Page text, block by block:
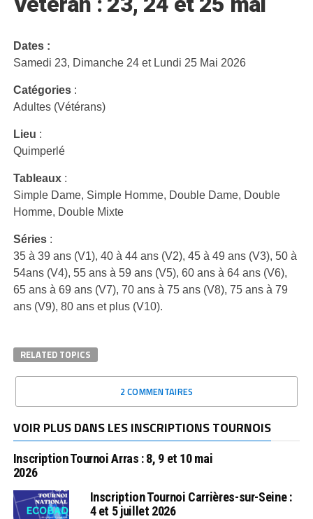
Dates :
Samedi 23, Dimanche 24 et Lundi 25 Mai 2026
Catégories:
Adultes (Vétérans)
Lieu :
Quimperlé
Tableaux:
Simple Dame, Simple Homme, Double Dame, Double
Homme, Double Mixte
Séries:
35 à 39 ans (V1), 40 à 44 ans (V2), 45 à 49 ans (V3), 50 à
54ans (V4), 55 ans à 59 ans (V5), 60 ans à 64 ans (V6),
65 ans à 69 ans (V7), 70 ans à 75 ans (V8), 75 ans à 79
ans (V9), 80 ans et plus (V10).
RELATED TOPICS
2 COMMENTAIRES
VOIR PLUS DANS LES INSCRIPTIONS TOURNOIS
Inscription Tournoi Arras : 8, 9 et 10 mai
2026
Inscription Tournoi Carrières-sur-Seine :
4 et 5 juillet 2026